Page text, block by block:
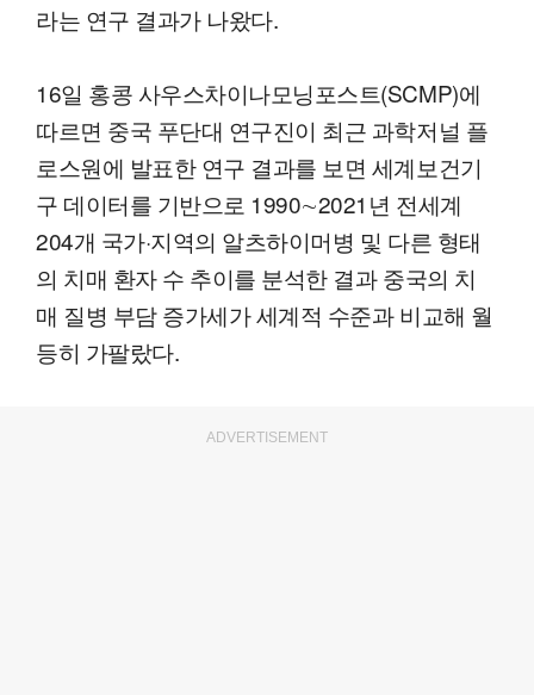
라는 연구 결과가 나왔다.
16일 홍콩 사우스차이나모닝포스트(SCMP)에
따르면 중국 푸단대 연구진이 최근 과학저널 플
로스원에 발표한 연구 결과를 보면 세계보건기
구 데이터를 기반으로 1990∼2021년 전세계
204개 국가·지역의 알츠하이머병 및 다른 형태
의 치매 환자 수 추이를 분석한 결과 중국의 치
매 질병 부담 증가세가 세계적 수준과 비교해 월
등히 가팔랐다.
ADVERTISEMENT